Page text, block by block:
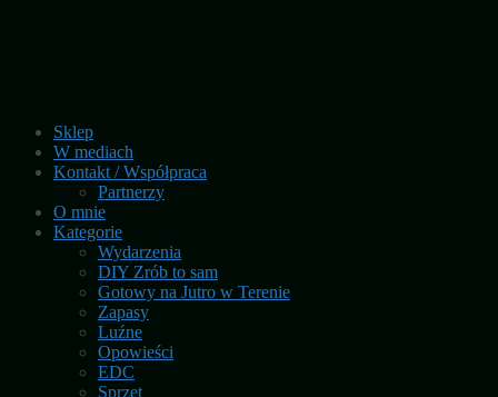
Sklep
W mediach
Kontakt / Współpraca
Partnerzy
O mnie
Kategorie
Wydarzenia
DIY Zrób to sam
Gotowy na Jutro w Terenie
Zapasy
Luźne
Opowieści
EDC
Sprzęt